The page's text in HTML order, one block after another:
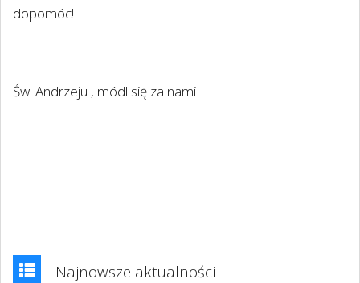
dopomóc!
Św. Andrzeju , módl się za nami
Najnowsze aktualności